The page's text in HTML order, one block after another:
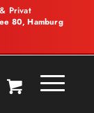
Privat
80, Hamburg